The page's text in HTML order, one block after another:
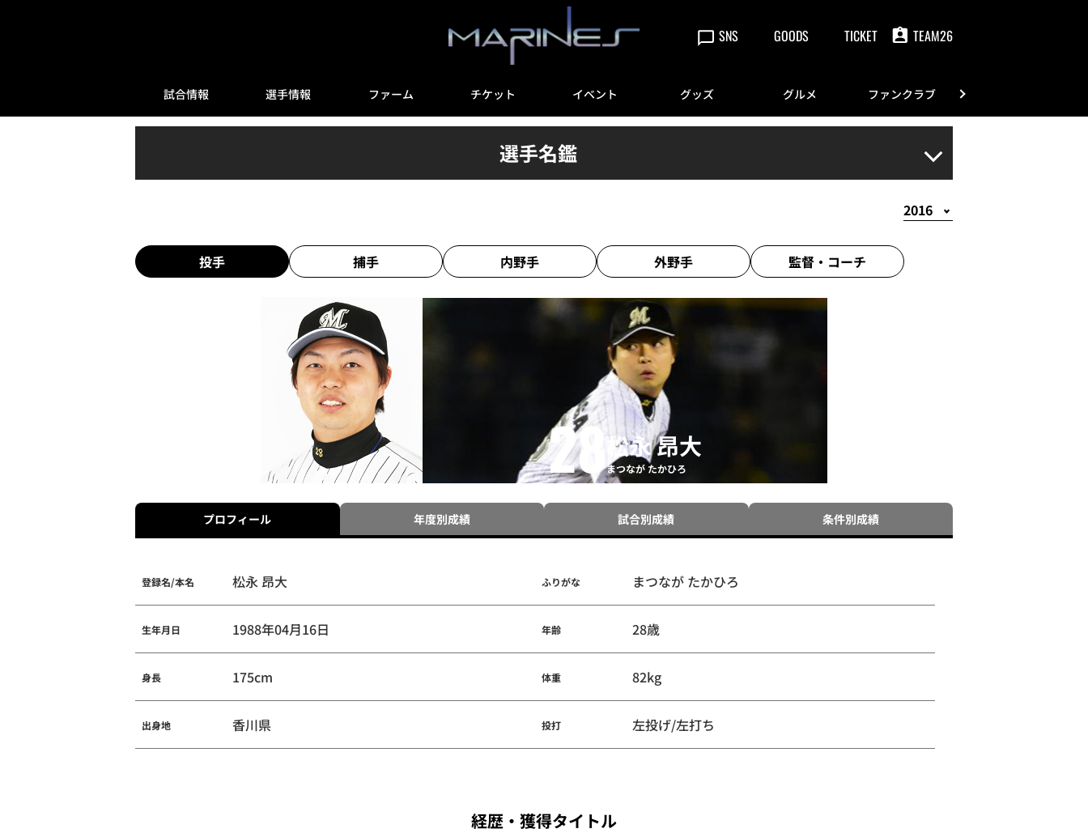
SNS GOODS TICKET TEAM26
試合情報 選手情報 ファーム チケット イベント グッズ グルメ ファンクラブ
選手名鑑
投手 捕手 内野手 外野手 監督・ コーチ
28松永 昂大
まつなが たかひろ
プロフィール 年度別成績 試合別成績 条件別成績
登録名/本名 松永 昂大 ふりがな まつなが たかひろ
生年月日 1988年04月16日 年齢 28歳
身長 175cm 体重 82kg
出身地 香川県 投打 左投げ/左打ち
経歴・獲得タイトル